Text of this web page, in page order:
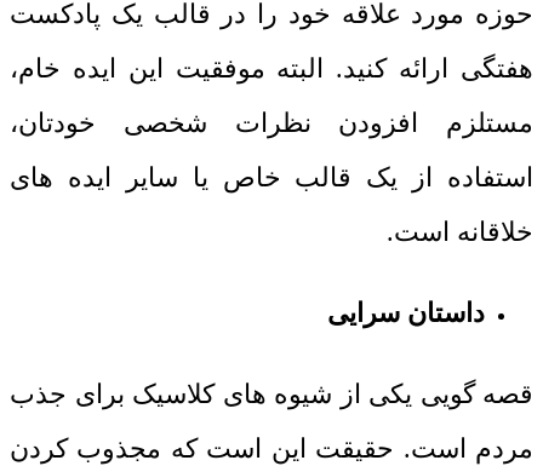
حوزه مورد علاقه خود را در قالب یک پادکست
هفتگی ارائه کنید. البته موفقیت این ایده خام،
مستلزم افزودن نظرات شخصی خودتان،
استفاده از یک قالب خاص یا سایر ایده های
خلاقانه است.
داستان سرایی
قصه گویی یکی از شیوه های کلاسیک برای جذب
مردم است. حقیقت این است که مجذوب کردن